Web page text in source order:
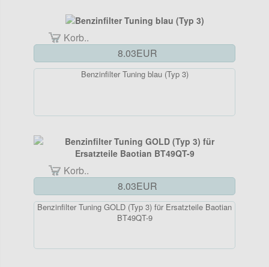
Korb..
8.03EUR
Benzinfilter Tuning blau (Typ 3)
Korb..
8.03EUR
Benzinfilter Tuning GOLD (Typ 3) für Ersatzteile Baotian
BT49QT-9